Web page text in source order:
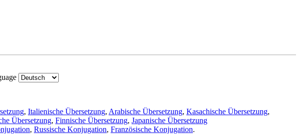
, Italienische Übersetzung, Arabische Übersetzung, Kasachische Übersetzung,
Übersetzung, Finnische Übersetzung, Japanische Übersetzung
, Russische Konjugation, Französische Konjugation.